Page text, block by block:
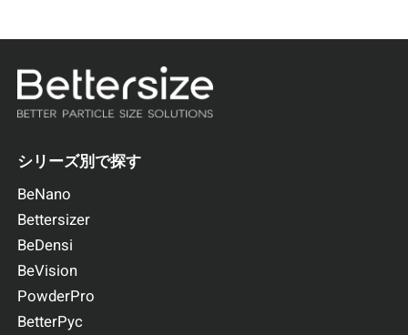
シリーズ別で探す
BeNano
Bettersizer
BeDensi
BeVision
PowderPro
BetterPyc